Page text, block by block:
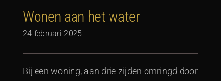
Wonen aan het water
24 februari 2025
Bij een woning, aan drie zijden omringd door